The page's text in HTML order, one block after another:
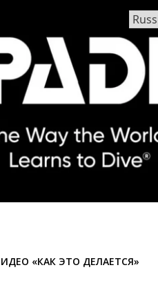
«КАК ЭТО ДЕЛАЕТСЯ»